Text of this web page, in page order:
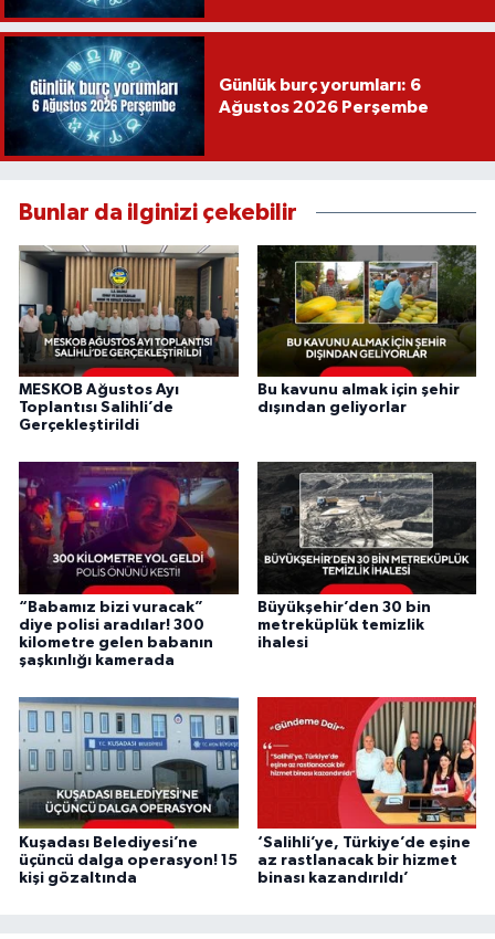
Günlük burç yorumları: 6
Ağustos 2026 Perşembe
Bunlar da ilginizi çekebilir
MESKOB Ağustos Ayı
Toplantısı Salihli’de
Gerçekleştirildi
Bu kavunu almak için şehir
dışından geliyorlar
“Babamız bizi vuracak”
diye polisi aradılar! 300
kilometre gelen babanın
şaşkınlığı kamerada
Büyükşehir’den 30 bin
metreküplük temizlik
ihalesi
Kuşadası Belediyesi’ne
üçüncü dalga operasyon! 15
kişi gözaltında
‘Salihli’ye, Türkiye’de eşine
az rastlanacak bir hizmet
binası kazandırıldı’